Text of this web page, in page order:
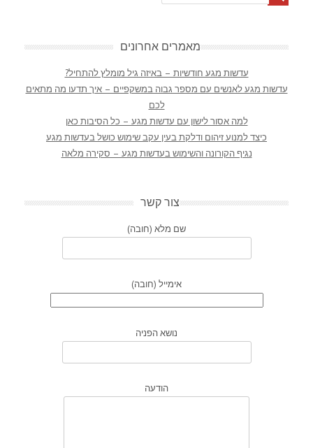
מאמרים אחרונים
עדשות מגע חודשיות – באיזה גיל מומלץ להתחיל?
עדשות מגע לאנשים עם מספר גבוה במשקפיים – איך תדעו מה מתאים
לכם
למה אסור לישון עם עדשות מגע – כל הסיבות כאן
כיצד למנוע זיהום ודלקת בעין עקב שימוש כושל בעדשות מגע
נגיף הקורונה והשימוש בעדשות מגע – סקירה מלאה
צור קשר
שם מלא (חובה)
אימייל (חובה)
נושא הפניה
הודעה